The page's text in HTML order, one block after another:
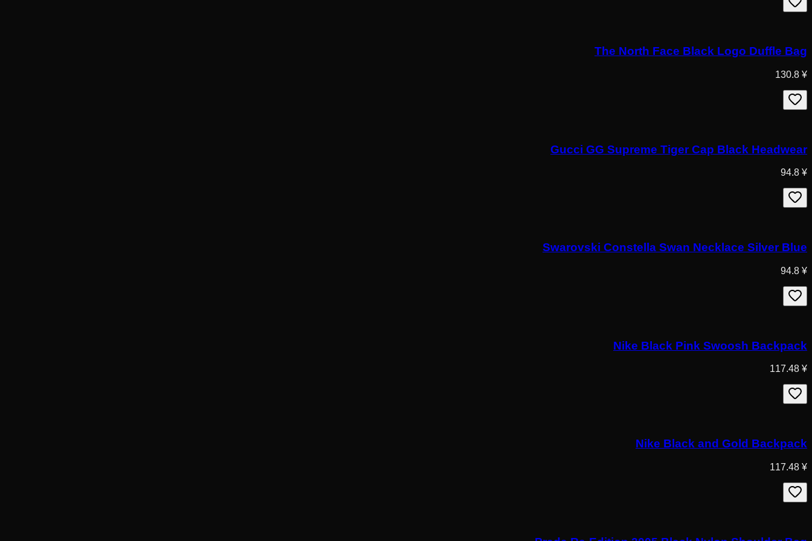
The North Face Black Logo Duffle Bag
¥ 130.8
Gucci GG Supreme Tiger Cap Black Headwear
¥ 94.8
Swarovski Constella Swan Necklace Silver Blue
¥ 94.8
Nike Black Pink Swoosh Backpack
¥ 117.48
Nike Black and Gold Backpack
¥ 117.48